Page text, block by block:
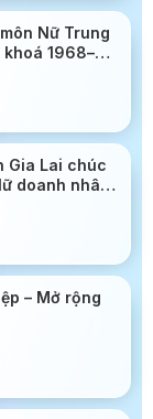
Nữ Trung
1968–
Gia Lai chúc
doanh nhân
– Mở rộng